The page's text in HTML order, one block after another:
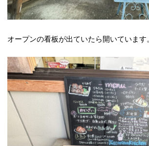
オープンの看板が出ていたら開いています。